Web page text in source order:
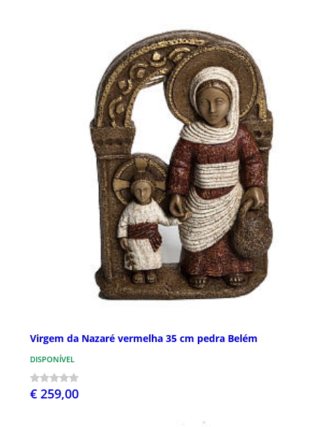
Virgem da Nazaré vermelha 35 cm pedra Belém
DISPONÍVEL
€ 259,00